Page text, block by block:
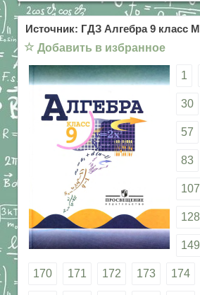
Источник: ГДЗ Алгебра 9 класс
☆ Добавить в избранное
1
30
57
83
107
128
149
170 171 172 173 174